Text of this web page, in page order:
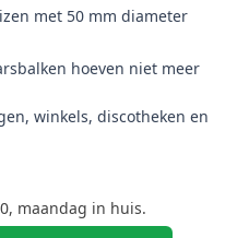
met 50 mm diameter
hoeven niet meer
winkels, discotheken en
maandag in huis.